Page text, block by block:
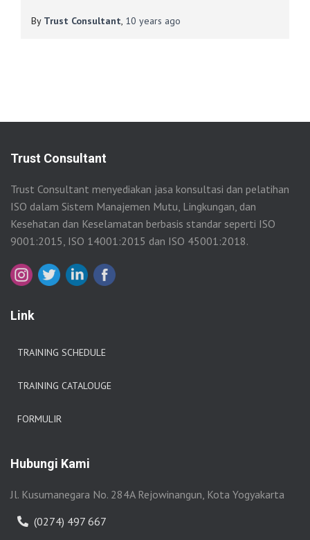
By Trust Consultant, 10 years ago
Trust Consultant
Trust Consultant menyediakan jasa konsultasi dan pelatihan
ISO dalam Sistem Manajemen Mutu, Lingkungan, dan
Kesehatan dan Keselamatan berbasis standar seperti ISO
9001:2015, ISO 14001:2015 dan ISO 45001:2018.
Link
TRAINING SCHEDULE
TRAINING CATALOUGE
FORMULIR
Hubungi Kami
Jl. Kusumanegara No. 284A Rejowinangun, Kota Yogyakarta
(0274) 497 667